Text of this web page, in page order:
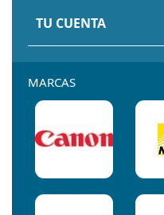
TU CUENTA
MARCAS